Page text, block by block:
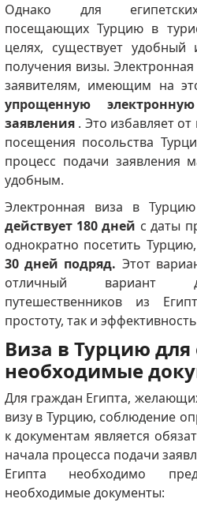
Однако для египетских
посещающих Турцию в
целях, существует
получения визы.
заявителям, имеющим на
упрощенную
заявления. Это избавляет
посещения посольства
процесс подачи заявления
удобным.
Электронная виза в
действует 180 дней с даты
однократно посетить Турцию,
30 дней подряд. Этот
отличный вариант
путешественников из
простоту, так и
Виза в Турцию для
необходимые
Для граждан Египта,
визу в Турцию, соблюдение
к документам является
начала процесса подачи
Египта необходимо
необходимые документы: